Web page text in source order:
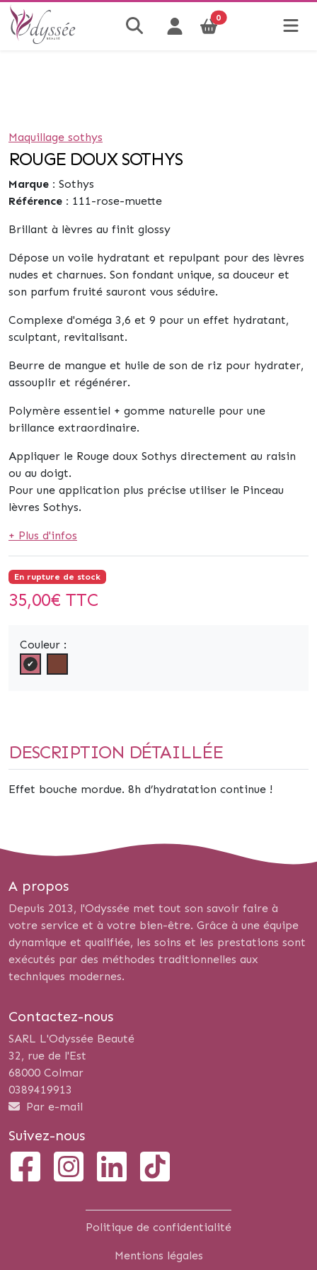
0
Maquillage sothys
ROUGE DOUX SOTHYS
Marque : Sothys
Référence : 111-rose-muette
Brillant à lèvres au finit glossy
Dépose un voile hydratant et repulpant pour des lèvres
nudes et charnues. Son fondant unique, sa douceur et
son parfum fruité sauront vous séduire.
Complexe d'oméga 3,6 et 9 pour un effet hydratant,
sculptant, revitalisant.
Beurre de mangue et huile de son de riz pour hydrater,
assouplir et régénérer.
Polymère essentiel + gomme naturelle pour une
brillance extraordinaire.
Appliquer le Rouge doux Sothys directement au raisin
ou au doigt.
Pour une application plus précise utiliser le Pinceau
lèvres Sothys.
+ Plus d'infos
En rupture de stock
35,00€ TTC
Couleur :
DESCRIPTION DÉTAILLÉE
Effet bouche mordue. 8h d’hydratation continue !
A propos
Depuis 2013, l'Odyssée met tout son savoir faire à
votre service et à votre bien-être. Grâce à une équipe
dynamique et qualifiée, les soins et les prestations sont
exécutés par des méthodes traditionnelles aux
techniques modernes.
Contactez-nous
SARL L'Odyssée Beauté
32, rue de l'Est
68000 Colmar
0389419913
Par e-mail
Suivez-nous
Politique de confidentialité
Mentions légales